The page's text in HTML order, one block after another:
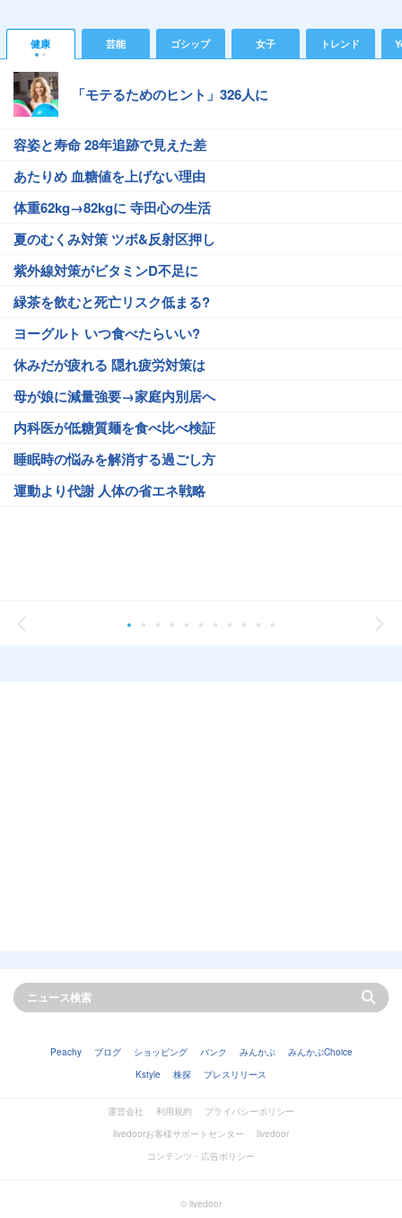
健康 芸能 ゴシップ 女子 トレンド
「モテるためのヒント」326人に
容姿と寿命 28年追跡で見えた差
あたりめ 血糖値を上げない理由
体重62kg→82kgに 寺田心の生活
夏のむくみ対策 ツボ&反射区押し
紫外線対策がビタミンD不足に
緑茶を飲むと死亡リスク低まる?
ヨーグルト いつ食べたらいい?
休みだが疲れる 隠れ疲労対策は
母が娘に減量強要→家庭内別居へ
内科医が低糖質麺を食べ比べ検証
睡眠時の悩みを解消する過ごし方
運動より代謝 人体の省エネ戦略
Peachy ブログ ショッピング バンク みんかぶ
みんかぶChoice
Kstyle
株探 プレスリリース
運営会社 利用規約
プライバシーポリシー
livedoorお客様サポートセンター
livedoor
コンテンツ・広告ポリシー
© livedoor